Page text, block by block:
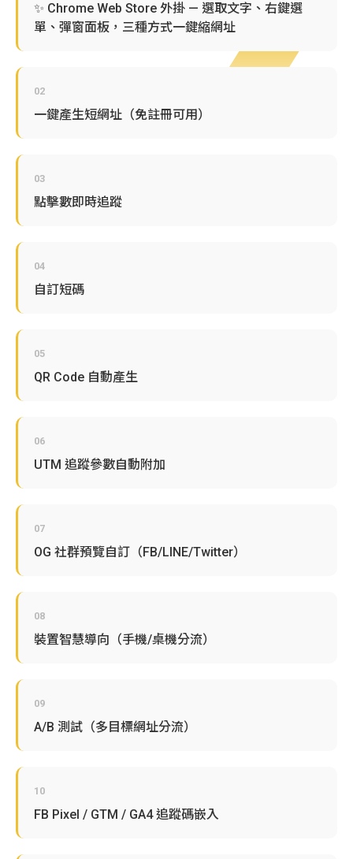
✨ Chrome Web Store 外掛 — 選取文字、右鍵選
單、彈窗面板，三種方式一鍵縮網址
02
一鍵產生短網址（免註冊可用）
03
點擊數即時追蹤
04
自訂短碼
05
QR Code 自動產生
06
UTM 追蹤參數自動附加
07
OG 社群預覽自訂（FB/LINE/Twitter）
08
裝置智慧導向（手機/桌機分流）
09
A/B 測試（多目標網址分流）
10
FB Pixel / GTM / GA4 追蹤碼嵌入